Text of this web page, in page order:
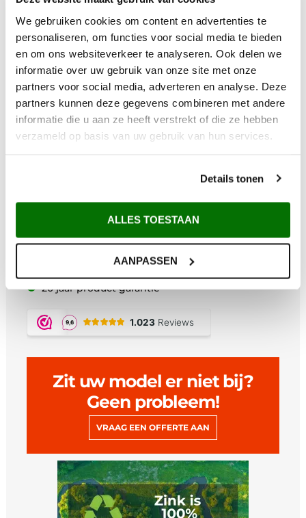
We gebruiken cookies om content en advertenties te
personaliseren, om functies voor social media te bieden
en om ons websiteverkeer te analyseren. Ook delen we
informatie over uw gebruik van onze site met onze
partners voor social media, adverteren en analyse. Deze
partners kunnen deze gegevens combineren met andere
informatie die u aan ze heeft verstrekt of die ze hebben
verzameld op basis van uw gebruik van hun services.
Details tonen
ALLES TOESTAAN
AANPASSEN
Waarom Metem Zetwerk?
Voor 12:00 uur besteld vandaag verzonden*
Gratis verzending vanaf €200,-
Afhalen in Maarsbergen
Maatwerk uit eigen zetterij
20 jaar product garantie
Zit uw model er niet bij?
Geen probleem!
VRAAG EEN OFFERTE AAN